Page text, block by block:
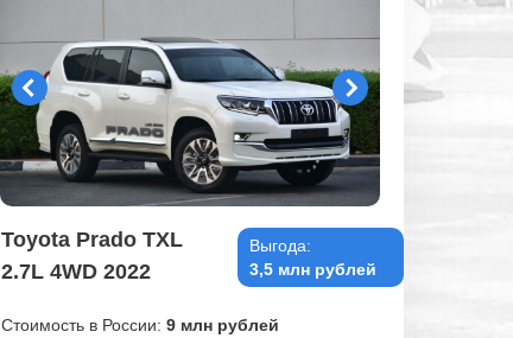
Стоимость в России: 9 млн рублей
Toyota Prado TXL
2.7L 4WD 2022
Выгода:
3,5 млн рублей